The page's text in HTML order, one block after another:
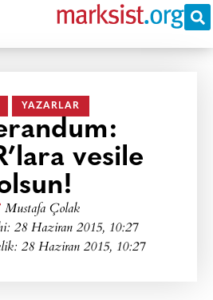
YAZARLAR
vesile
Mustafa Çolak
28 Haziran 2015, 10:27
28 Haziran 2015, 10:27